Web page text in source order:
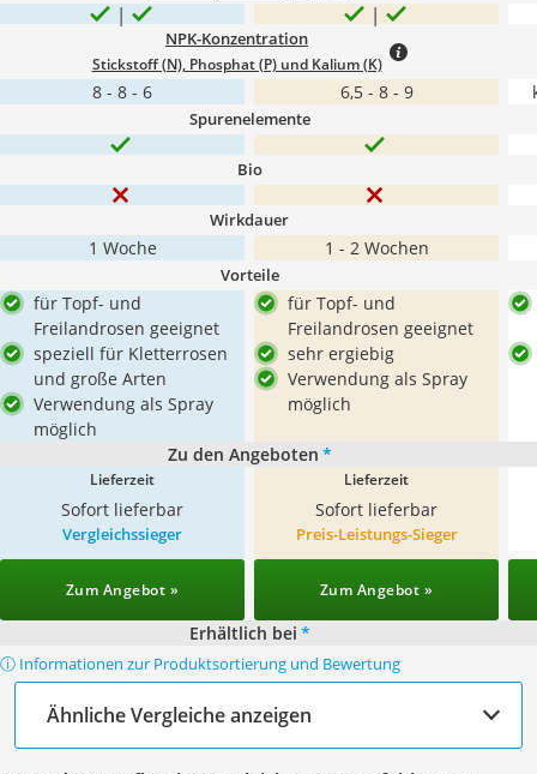
NPK-Konzentration
Stickstoff (N), Phosphat (P) und Kalium (K)
8 - 8 - 6 6,5 - 8 - 9
Spurenelemente
Bio
Wirkdauer
1 Woche 1 - 2 Wochen
Vorteile
für Topf- und
Freilandrosen geeignet
speziell für Kletterrosen
und große Arten
Verwendung als Spray
möglich
für Topf- und
Freilandrosen geeignet
sehr ergiebig
Verwendung als Spray
möglich
Zu den Angeboten *
Lieferzeit
Sofort lieferbar
Lieferzeit
Sofort lieferbar
Vergleichssieger
Zum Angebot »
Preis-Leistungs-Sieger
Zum Angebot »
Erhältlich bei *
ⓘ Informationen zur Produktsortierung und Bewertung
Ähnliche Vergleiche anzeigen